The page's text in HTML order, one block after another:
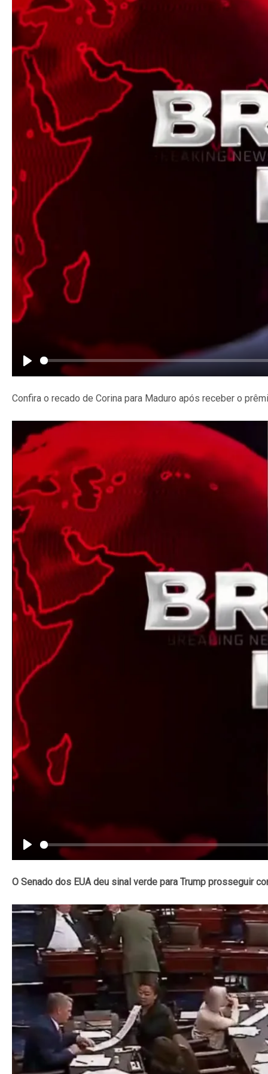
Play
Confira o recado de Corina para Maduro após receber o
Play
O Senado dos EUA deu sinal verde para Trump prosseguir